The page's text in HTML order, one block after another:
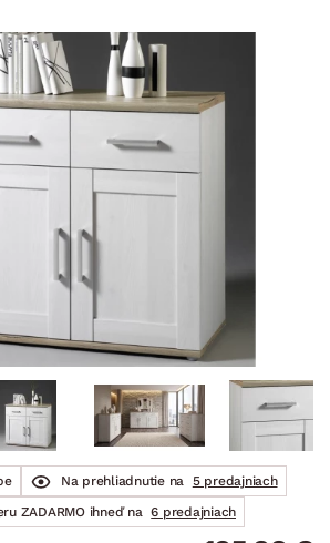
Na prehliadnutie na
5 predajniach
ZADARMO ihneď na 6 predajniach